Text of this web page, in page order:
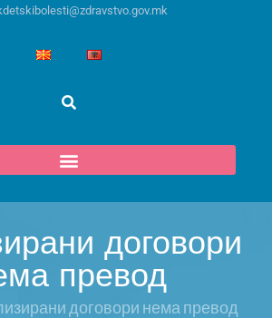
договори
превод
договори нема превод